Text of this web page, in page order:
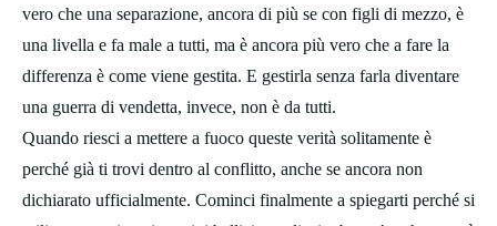
vero che una separazione, ancora di più se con figli di mezzo, è
una livella e fa male a tutti, ma è ancora più vero che a fare la
differenza è come viene gestita. E gestirla senza farla diventare
una guerra di vendetta, invece, non è da tutti.
Quando riesci a mettere a fuoco queste verità solitamente è
perché già ti trovi dentro al conflitto, anche se ancora non
dichiarato ufficialmente. Cominci finalmente a spiegarti perché si